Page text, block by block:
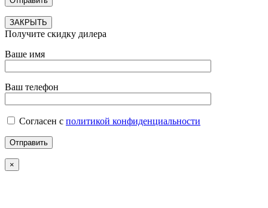
ЗАКРЫТЬ
Получите скидку дилера
Ваше имя
Ваш телефон
Согласен с политикой конфиденциальности
×